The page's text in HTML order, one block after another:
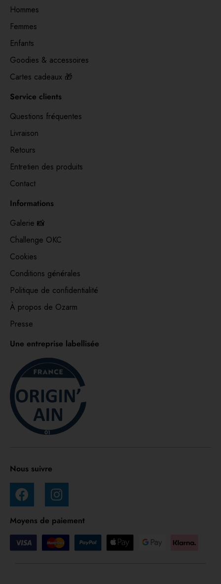
Hommes
Femmes
Enfants
Goodies & accessoires
Cartes cadeaux 🎁
Service clients
Questions fréquentes
Livraison
Retours
Entretien des produits
Contact
Informations
Galerie 📸
Challenge OKC
Cookies
Conditions générales
Politique de confidentialité
À propos de Ozarm
Presse
Une entreprise labellisée
Nous suivre
Moyens de paiement